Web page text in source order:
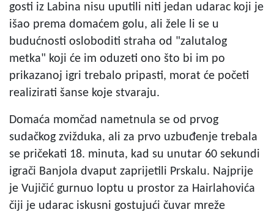
gosti iz Labina nisu uputili niti jedan udarac koji je
išao prema domaćem golu, ali žele li se u
budućnosti osloboditi straha od "zalutalog
metka" koji će im oduzeti ono što bi im po
prikazanoj igri trebalo pripasti, morat će početi
realizirati šanse koje stvaraju.
Domaća momčad nametnula se od prvog
sudačkog zvižduka, ali za prvo uzbuđenje trebala
se pričekati 18. minuta, kad su unutar 60 sekundi
igrači Banjola dvaput zaprijetili Prskalu. Najprije
je Vujičić gurnuo loptu u prostor za Hairlahovića
čiji je udarac iskusni gostujući čuvar mreže